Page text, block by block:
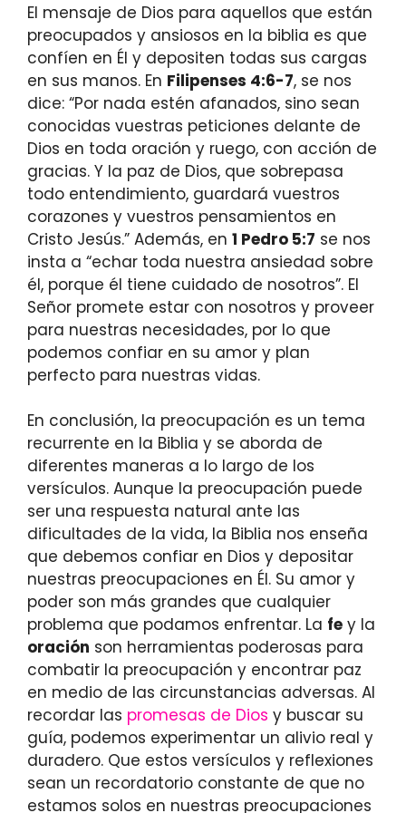
El mensaje de Dios para aquellos que están
preocupados y ansiosos en la biblia es que
confíen en Él y depositen todas sus cargas
en sus manos. En Filipenses 4:6-7, se nos
dice: “Por nada estén afanados, sino sean
conocidas vuestras peticiones delante de
Dios en toda oración y ruego, con acción de
gracias. Y la paz de Dios, que sobrepasa
todo entendimiento, guardará vuestros
corazones y vuestros pensamientos en
Cristo Jesús.” Además, en 1 Pedro 5:7 se nos
insta a “echar toda nuestra ansiedad sobre
él, porque él tiene cuidado de nosotros”. El
Señor promete estar con nosotros y proveer
para nuestras necesidades, por lo que
podemos confiar en su amor y plan
perfecto para nuestras vidas.
En conclusión, la preocupación es un tema
recurrente en la Biblia y se aborda de
diferentes maneras a lo largo de los
versículos. Aunque la preocupación puede
ser una respuesta natural ante las
dificultades de la vida, la Biblia nos enseña
que debemos confiar en Dios y depositar
nuestras preocupaciones en Él. Su amor y
poder son más grandes que cualquier
problema que podamos enfrentar. La fe y la
oración son herramientas poderosas para
combatir la preocupación y encontrar paz
en medio de las circunstancias adversas. Al
recordar las promesas de Dios y buscar su
guía, podemos experimentar un alivio real y
duradero. Que estos versículos y reflexiones
sean un recordatorio constante de que no
estamos solos en nuestras preocupaciones